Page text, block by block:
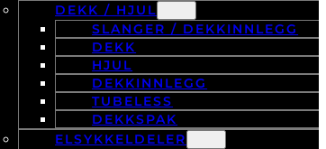
DEKK / HJUL
SLANGER / DEKKINNLEGG
DEKK
HJUL
DEKKINNLEGG
TUBELESS
DEKKSPAK
ELSYKKELDELER